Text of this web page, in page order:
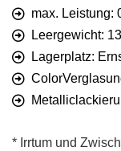
max. Leistung:
Leergewicht:
Lagerplatz:
* Irrtum und